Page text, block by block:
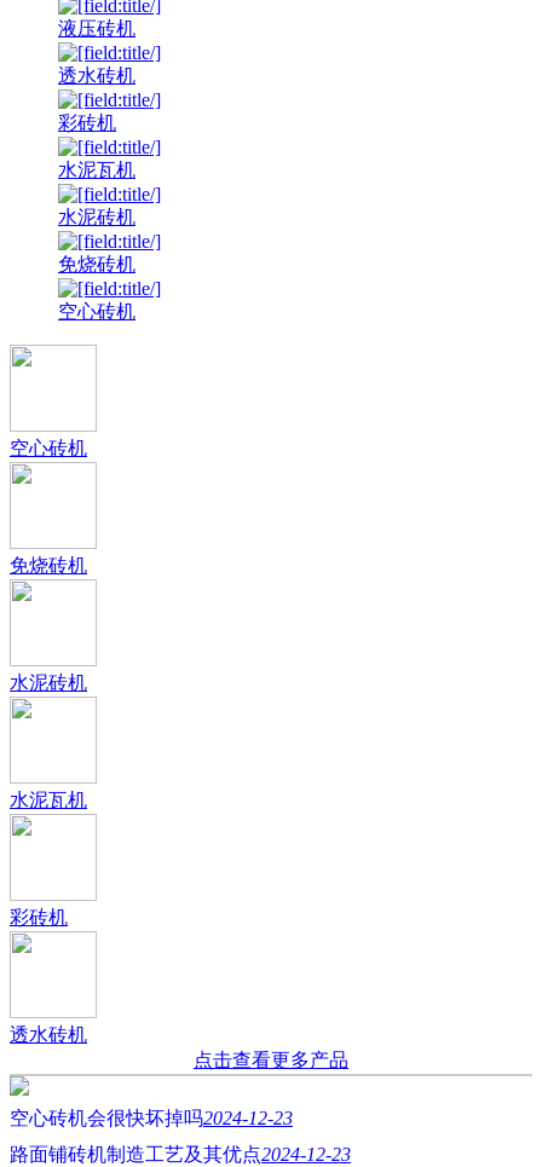
液压砖机
透水砖机
彩砖机
水泥瓦机
水泥砖机
免烧砖机
空心砖机
空心砖机
免烧砖机
水泥砖机
水泥瓦机
彩砖机
透水砖机
点击查看更多产品
空心砖机会很快坏掉吗2024-12-23
路面铺砖机制造工艺及其优点2024-12-23